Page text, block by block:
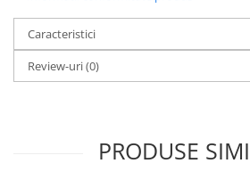
Caracteristici
Review-uri(0)
PRODUSE